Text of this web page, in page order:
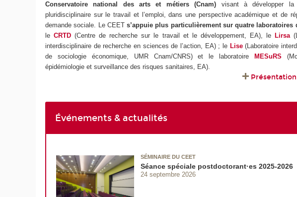
Conservatoire national des arts et métiers (Cnam) visant à développer la
pluridisciplinaire sur le travail et l’emploi, dans une perspective académique et de
demande sociale. Le CEETs’appuie plus particulièrement sur quatre laboratoires
leCRTD (Centre de recherche sur le travail et le développement, EA), le Lirsa
interdisciplinaire de recherche en sciences de l’action, EA) ; le Lise(Laboratoire
de sociologie économique, UMR Cnam/CNRS) et le laboratoire
MESuRS
épidémiologie et surveillance des risques sanitaires, EA).
Présentation
Événements & actualités
SÉMINAIRE DU CEET
Séance spéciale postdoctorant·es 2025-2026
24 septembre 2026